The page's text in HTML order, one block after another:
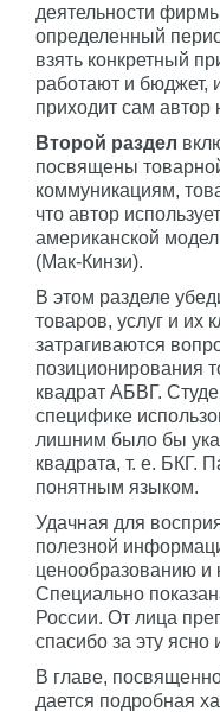
деятельности
определенный
взять конкретный
работают и бюджет,
приходит сам автор
Второй раздел
посвящены
коммуникациям,
что автор
американской
(Мак-Кинзи).
В этом разделе
товаров, услуг и их
затрагиваются
позиционирования
квадрат АБВГ.
специфике
лишним было бы
квадрата, т. е. БКГ.
понятным языком.
Удачная для
полезной
ценообразованию и
Специально
России. От лица
спасибо за эту ясно
В главе,
дается подробная